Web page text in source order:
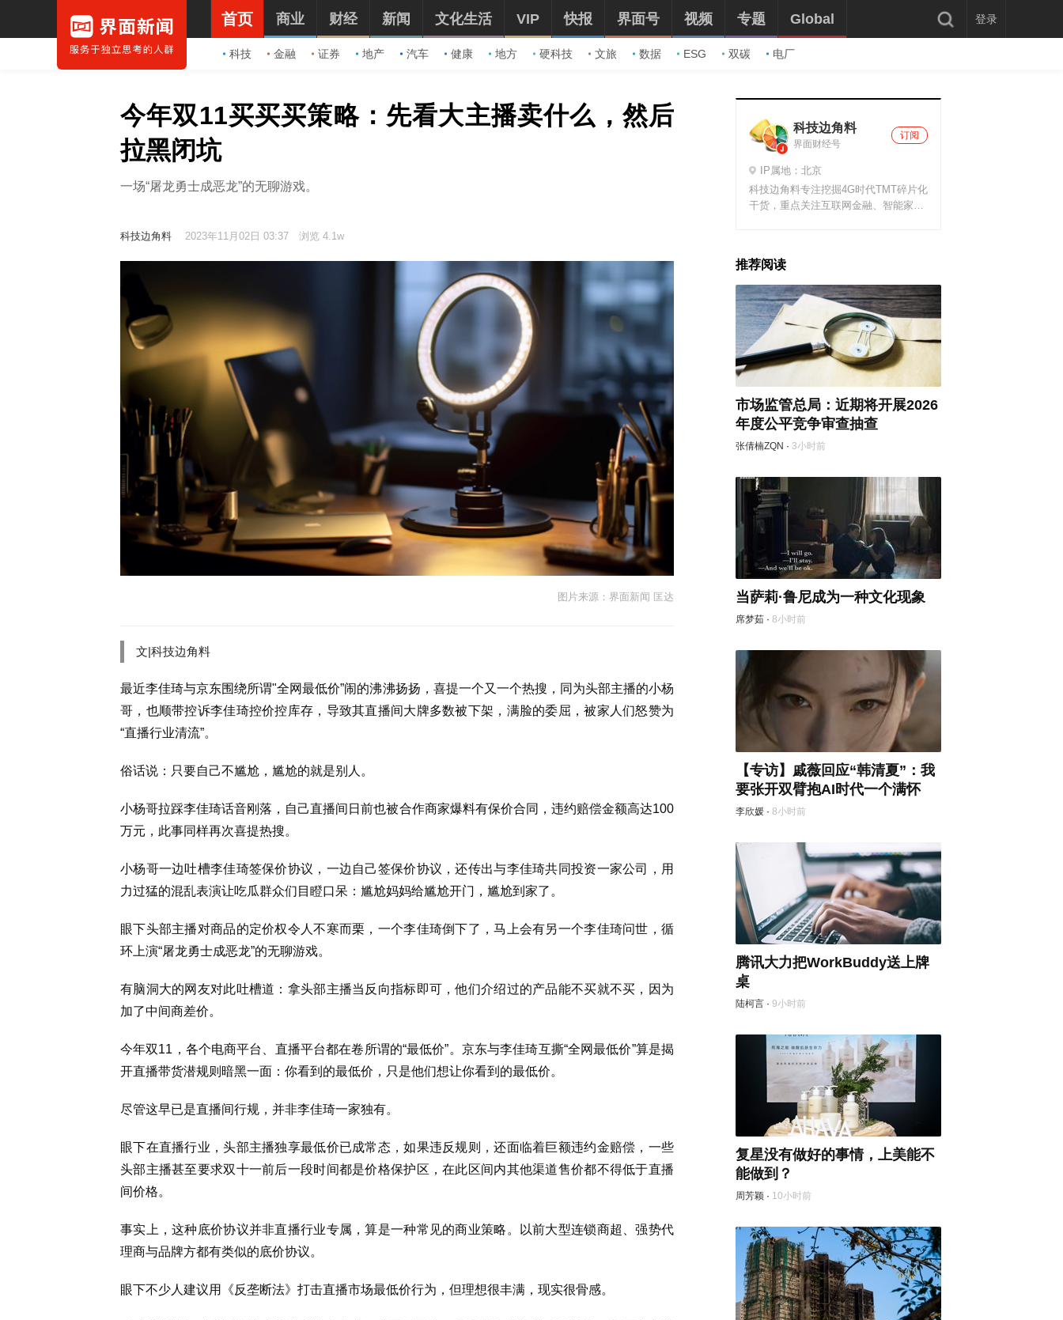
首页
科技 金融 证券 地产 汽车 健康 地方 硬科技 文旅 数据 ESG 双碳 电厂
商业 财经 新闻 文化生活 VIP 快报 界面号 视频 专题 Global 登录
今年双11买买买策略：先看大主播卖什么，然后
拉黑闭坑
一场“屠龙勇士成恶龙”的无聊游戏。
科技边角料 2023年11月02日 03:37 浏览 4.1w
图片来源：界面新闻 匡达
文|科技边角料
最近李佳琦与京东围绕所谓"全网最低价”闹的沸沸扬扬，喜提一个又一个热搜，同为头部主播的小杨
哥，也顺带控诉李佳琦控价控库存，导致其直播间大牌多数被下架，满脸的委屈，被家人们怒赞为
“直播行业清流”。
俗话说：只要自己不尴尬，尴尬的就是别人。
小杨哥拉踩李佳琦话音刚落，自己直播间日前也被合作商家爆料有保价合同，违约赔偿金额高达100
万元，此事同样再次喜提热搜。
小杨哥一边吐槽李佳琦签保价协议，一边自己签保价协议，还传出与李佳琦共同投资一家公司，用
力过猛的混乱表演让吃瓜群众们目瞪口呆：尴尬妈妈给尴尬开门，尴尬到家了。
眼下头部主播对商品的定价权令人不寒而栗，一个李佳琦倒下了，马上会有另一个李佳琦问世，循
环上演“屠龙勇士成恶龙”的无聊游戏。
有脑洞大的网友对此吐槽道：拿头部主播当反向指标即可，他们介绍过的产品能不买就不买，因为
加了中间商差价。
今年双11，各个电商平台、直播平台都在卷所谓的“最低价”。京东与李佳琦互撕“全网最低价”算是揭
开直播带货潜规则暗黑一面：你看到的最低价，只是他们想让你看到的最低价。
尽管这早已是直播间行规，并非李佳琦一家独有。
眼下在直播行业，头部主播独享最低价已成常态，如果违反规则，还面临着巨额违约金赔偿，一些
头部主播甚至要求双十一前后一段时间都是价格保护区，在此区间内其他渠道售价都不得低于直播
间价格。
事实上，这种底价协议并非直播行业专属，算是一种常见的商业策略。以前大型连锁商超、强势代
理商与品牌方都有类似的底价协议。
眼下不少人建议用《反垄断法》打击直播市场最低价行为，但理想很丰满，现实很骨感。
科技边角料
界面财经号
订阅
IP属地：北京
科技边角料专注挖掘4G时代TMT碎片化
干货，重点关注互联网金融、智能家居
推荐阅读
市场监管总局：近期将开展2026
年度公平竞争审查抽查
张倩楠ZQN · 3小时前
当萨莉·鲁尼成为一种文化现象
席梦茹 · 8小时前
【专访】戚薇回应“韩清夏”：我
要张开双臂抱AI时代一个满怀
李欣媛 · 8小时前
腾讯大力把WorkBuddy送上牌
桌
陆柯言 · 9小时前
复星没有做好的事情，上美能不
能做到？
周芳颖 · 10小时前